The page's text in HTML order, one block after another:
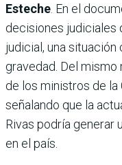
Esteche . En el
decisiones judiciales
judicial, una
gravedad. Del
de los ministros de
señalando que la
Rivas podría generar
en el país.